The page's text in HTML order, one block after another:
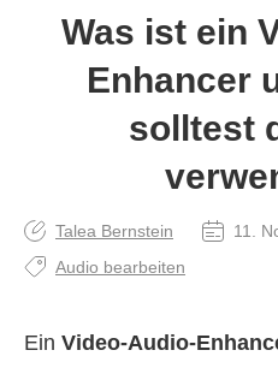
Was ist ein
Enhancer
solltest
Talea Bernstein
11.
Audio bearbeiten
Ein Video-Audio-